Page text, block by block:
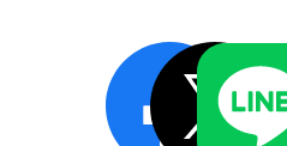
ディスクロージャーポリシー／適時